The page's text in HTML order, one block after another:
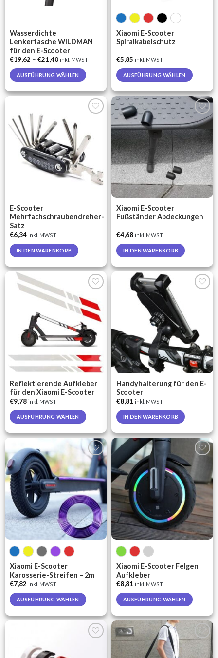
product
Wasserdichte
Lenkertasche WILDMAN
für den E-Scooter
€19,62 – €21,40 inkl. MWST
AUSFÜHRUNG WÄHLEN
product
multiple
variants.
The
options
product
page
Xiaomi E-Scooter
Spiralkabelschutz
€5,85 inkl. MWST
AUSFÜHRUNG WÄHLEN
product
has
multiple
variants.
The
options
may
be
chosen
on
the
product
page
Wunschliste
E-Scooter
Mehrfachschraubendreher-
Satz
€6,34 inkl. MWST
IN DEN WARENKORB
Auf die
Wunschliste
Xiaomi E-Scooter
Fußständer Abdeckungen
€4,68 inkl. MWST
IN DEN WARENKORB
Auf die
Wunschliste
Reflektierende Aufkleber
für den Xiaomi E-Scooter
€9,78 inkl. MWST
AUSFÜHRUNG WÄHLEN
product
has
multiple
variants.
The
options
may
be
chosen
on
the
product
Wunschliste
Handyhalterung für den E-
Scooter
€8,81 inkl. MWST
IN DEN WARENKORB
Auf die
Wunschliste
Xiaomi E-Scooter
Karosserie-Streifen – 2m
€7,82 inkl. MWST
AUSFÜHRUNG WÄHLEN
product
variants.
Auf die
Wunschliste
Xiaomi E-Scooter Felgen
Aufkleber
€8,81 inkl. MWST
AUSFÜHRUNG WÄHLEN
product
has
multiple
Wunschliste